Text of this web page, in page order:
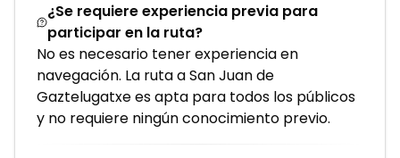
¿Se requiere experiencia previa para
participar en la ruta?
No es necesario tener experiencia en
navegación. La ruta a San Juan de
Gaztelugatxe es apta para todos los públicos
y no requiere ningún conocimiento previo.